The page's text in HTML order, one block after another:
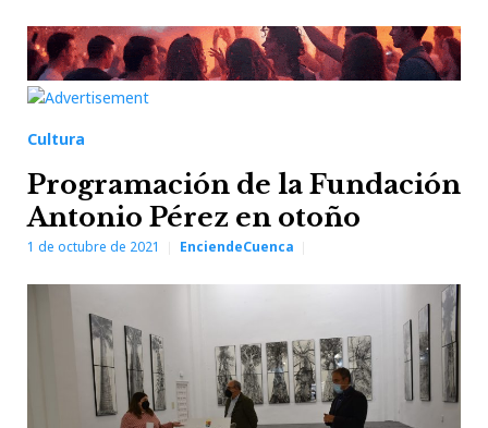
Cultura
Programación de la Fundación
Antonio Pérez en otoño
1 de octubre de 2021 EnciendeCuenca